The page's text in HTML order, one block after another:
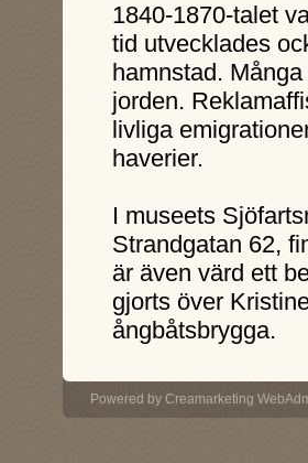
1840-1870-talet
tid utvecklades
hamnstad.
jorden.
livliga
haverier.
I museets
Strandgatan 62,
är även värd ett
gjorts över
ångbåtsbrygga.
Powered by Creamarketing